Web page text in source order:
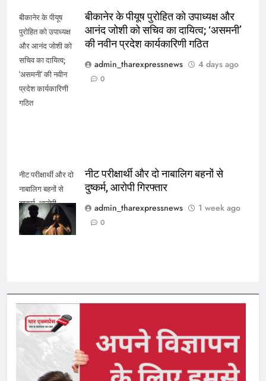
बीकानेर के पीयूष
पुरोहित को उपाध्यक्ष
और आनंद जोशी को
सचिव का दायित्व;
'असमनी' की नवीन
प्रदेश कार्यकारिणी
गठित
बीकानेर के पीयूष पुरोहित को उपाध्यक्ष और
आनंद जोशी को सचिव का दायित्व; ‘असमनी’
की नवीन प्रदेश कार्यकारिणी गठित
admin_tharexpressnews
4 days ago
0
नीट परीक्षार्थी और दो
नाबालिग बहनों से
दुष्कर्म, आरोपी
गिरफ्तार
नीट परीक्षार्थी और दो नाबालिग बहनों से
दुष्कर्म, आरोपी गिरफ्तार
admin_tharexpressnews
1 week ago
0